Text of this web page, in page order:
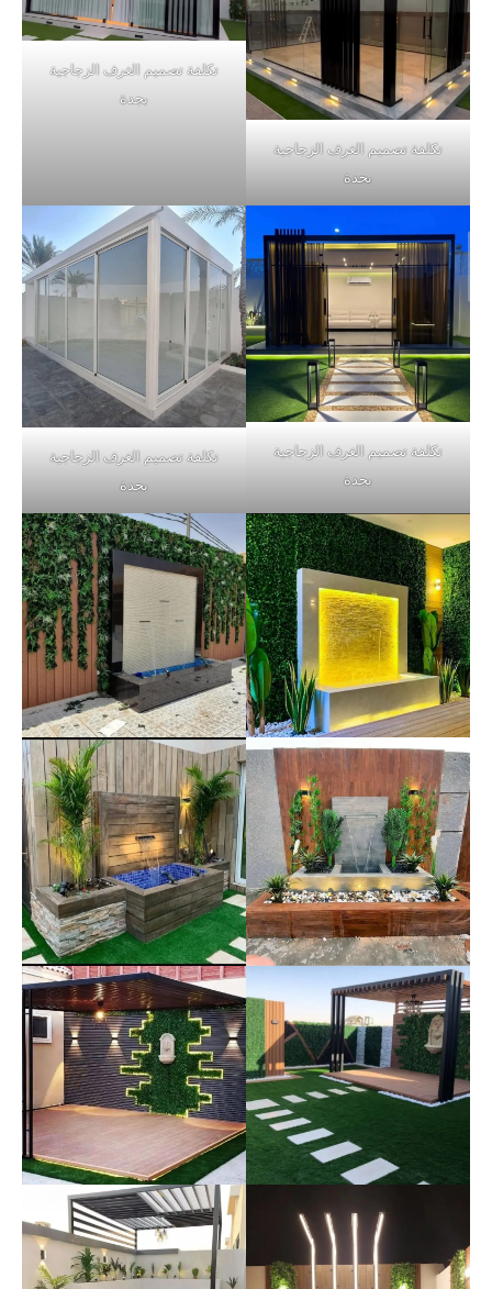
تكلفة تصميم الغرف الزجاجية
بجدة
تكلفة تصميم الغرف الزجاجية
بجدة
تكلفة تصميم الغرف الزجاجية
بجدة
تكلفة تصميم الغرف الزجاجية
بجدة